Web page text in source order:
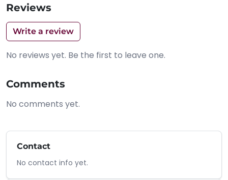
Reviews
Write a review
No reviews yet. Be the first to leave one.
Comments
No comments yet.
Contact
No contact info yet.